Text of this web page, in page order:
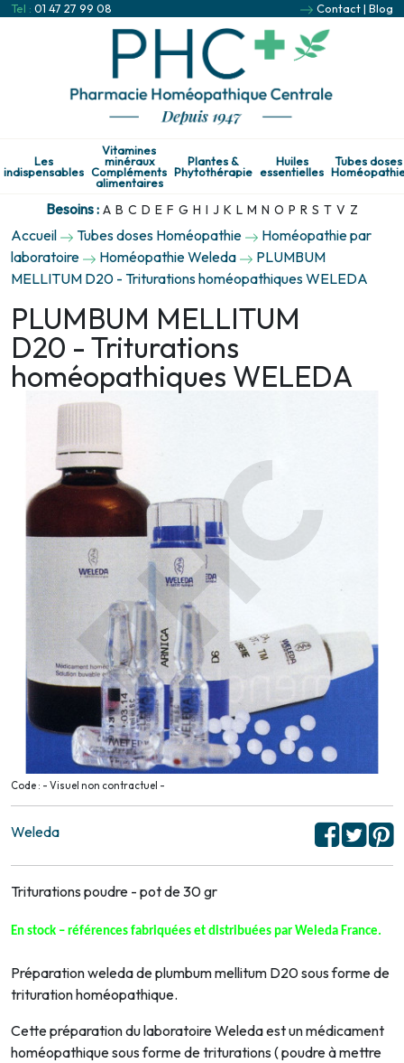
Tel : 01 47 27 99 08 Contact| Blog
Les
indispensables
Vitamines
minéraux
Compléments
alimentaires
Plantes &
Phytothérapie
Huiles
essentielles
Tubes doses
Besoins : A B C D E F G H I J K L M N O P R S T V Z
Accueil Tubes doses Homéopathie
Homéopathie par
laboratoire
Homéopathie Weleda
PLUMBUM
MELLITUM D20 - Triturations homéopathiques WELEDA
PLUMBUM MELLITUM
D20 - Triturations
homéopathiques WELEDA
Code : - Visuel non contractuel -
Weleda
Triturations poudre - pot de 30 gr
En stock – références fabriquées et distribuées par Weleda France.
Préparation weleda de plumbum mellitum D20 sous forme de
trituration homéopathique.
Cette préparation du laboratoire Weleda est un médicament
homéopathique sous forme de triturations ( poudre à mettre